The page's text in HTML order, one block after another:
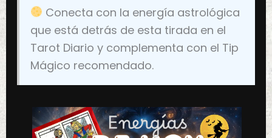
Conecta con la energía astrológica
que está detrás de esta tirada en el
Tarot Diario y complementa con el Tip
Mágico recomendado.